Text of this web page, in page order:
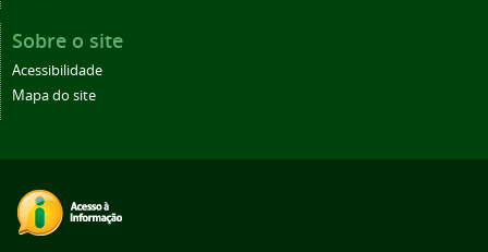
Sobre o site
Acessibilidade
Mapa do site